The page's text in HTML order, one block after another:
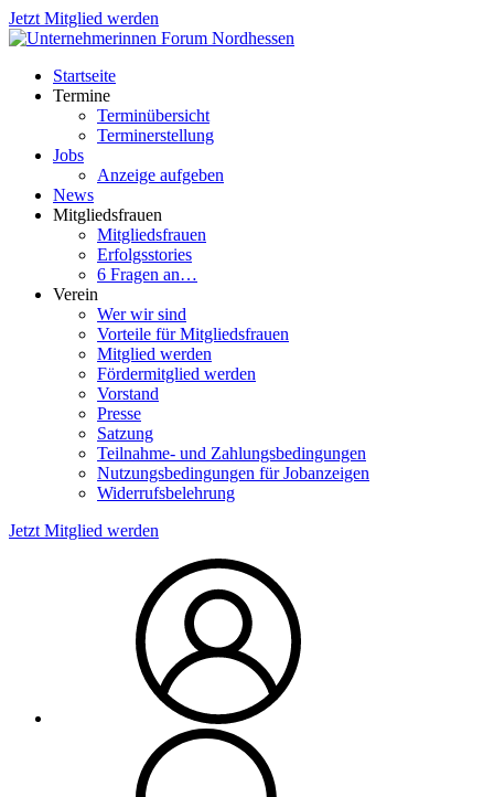
Jetzt Mitglied werden
Startseite
Termine
Terminübersicht
Terminerstellung
Jobs
Anzeige aufgeben
News
Mitgliedsfrauen
Mitgliedsfrauen
Erfolgsstories
6 Fragen an…
Verein
Wer wir sind
Vorteile für Mitgliedsfrauen
Mitglied werden
Fördermitglied werden
Vorstand
Presse
Satzung
Teilnahme- und Zahlungsbedingungen
Nutzungsbedingungen für Jobanzeigen
Widerrufsbelehrung
Jetzt Mitglied werden